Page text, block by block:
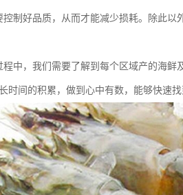
制好品质，从而才能减少损耗。除此
中，我们需要了解到每个区域产的海
时间的积累，做到心中有数，能够快速找